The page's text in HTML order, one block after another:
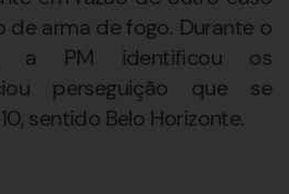
de arma de fogo. Durante o
a PM identificou os
perseguição que se
sentido Belo Horizonte.